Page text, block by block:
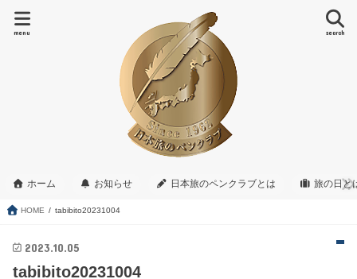
search
menu
ホーム お知らせ 日本旅のペンクラブとは 旅の日と
HOME tabibito20231004
2023.10.05
tabibito20231004